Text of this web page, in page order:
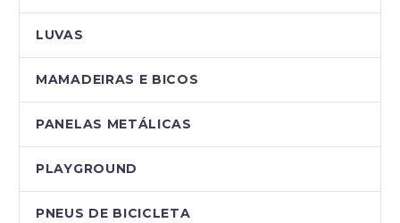
LUVAS
MAMADEIRAS E BICOS
PANELAS METÁLICAS
PLAYGROUND
PNEUS DE BICICLETA